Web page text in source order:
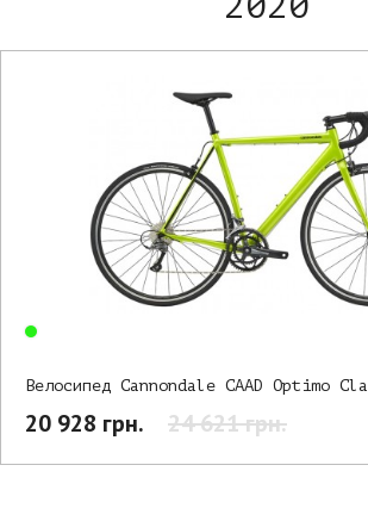
Велосипед Cannondale CAAD Optimo
20 928 грн. 24 621 грн.